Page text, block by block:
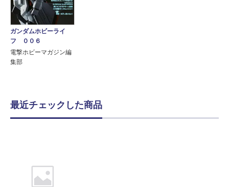
ガンダムホビーライ
フ ００６
電撃ホビーマガジン編
集部
最近チェックした商品